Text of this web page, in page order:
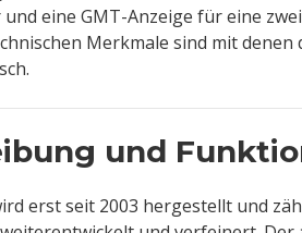
eine GMT-Anzeige für eine
Merkmale sind mit denen
und
erst seit 2003 hergestellt und